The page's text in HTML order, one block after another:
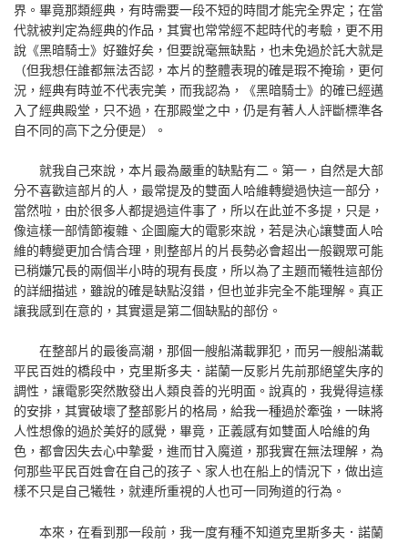
界。畢竟那類經典，有時需要一段不短的時間才能完全界定；在當
代就被判定為經典的作品，其實也常常經不起時代的考驗，更不用
說《黑暗騎士》好雖好矣，但要說毫無缺點，也未免過於託大就是
（但我想任誰都無法否認，本片的整體表現的確是瑕不掩瑜，更何
況，經典有時並不代表完美，而我認為，《黑暗騎士》的確已經邁
入了經典殿堂，只不過，在那殿堂之中，仍是有著人人評斷標準各
自不同的高下之分便是）。
就我自己來說，本片最為嚴重的缺點有二。第一，自然是大部
分不喜歡這部片的人，最常提及的雙面人哈維轉變過快這一部分，
當然啦，由於很多人都提過這件事了，所以在此並不多提，只是，
像這樣一部情節複雜、企圖龐大的電影來說，若是決心讓雙面人哈
維的轉變更加合情合理，則整部片的片長勢必會超出一般觀眾可能
已稍嫌冗長的兩個半小時的現有長度，所以為了主題而犧牲這部份
的詳細描述，雖說的確是缺點沒錯，但也並非完全不能理解。真正
讓我感到在意的，其實還是第二個缺點的部份。
在整部片的最後高潮，那個一艘船滿載罪犯，而另一艘船滿載
平民百姓的橋段中，克里斯多夫．諾蘭一反影片先前那絕望失序的
調性，讓電影突然散發出人類良善的光明面。說真的，我覺得這樣
的安排，其實破壞了整部影片的格局，給我一種過於牽強，一昧將
人性想像的過於美好的感覺，畢竟，正義感有如雙面人哈維的角
色，都會因失去心中摯愛，進而甘入魔道，那我實在無法理解，為
何那些平民百姓會在自己的孩子、家人也在船上的情況下，做出這
樣不只是自己犧牲，就連所重視的人也可一同殉道的行為。
本來，在看到那一段前，我一度有種不知道克里斯多夫．諾蘭